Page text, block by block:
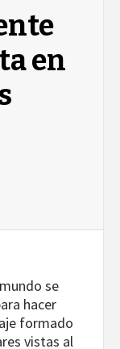
en
se
hacer
formado
vistas al